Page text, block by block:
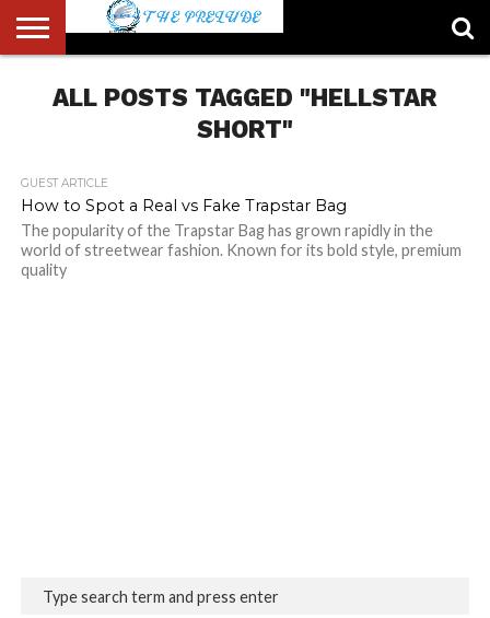
US
ACCOUNT
AUTHORS
LIST
FULL-
WIDTH
HOME
LATEST
NEWS
LOGIN
LOGOUT
MEMBERS
PASSWORD
RESET
REGISTER
SAMPLE
PAGE
TYPOGRAPHY
USER
ALL POSTS TAGGED "HELLSTAR
SHORT"
GUEST ARTICLE
How to Spot a Real vs Fake Trapstar Bag
The popularity of the Trapstar Bag has grown rapidly in the
world of streetwear fashion. Known for its bold style, premium
quality